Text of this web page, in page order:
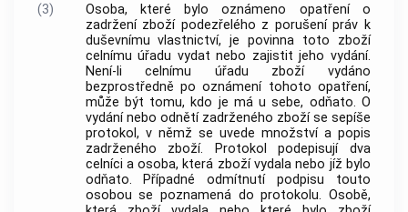
(3)
Osoba, které bylo oznámeno opatření o
zadržení zboží podezřelého z porušení práv k
duševnímu vlastnictví, je povinna toto zboží
celnímu úřadu vydat nebo zajistit jeho vydání.
Není-li celnímu úřadu zboží vydáno
bezprostředně po oznámení tohoto opatření,
může být tomu, kdo je má u sebe, odňato. O
vydání nebo odnětí zadrženého zboží se sepíše
protokol, v němž se uvede množství a popis
zadrženého zboží. Protokol podepisují dva
celníci a osoba, která zboží vydala nebo jíž bylo
odňato. Případné odmítnutí podpisu touto
osobou se poznamená do protokolu. Osobě,